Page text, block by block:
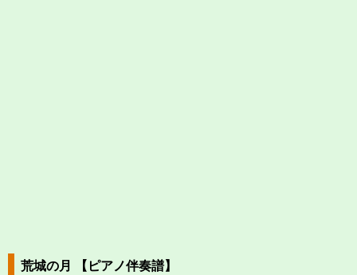
荒城の月 【ピアノ伴奏譜】